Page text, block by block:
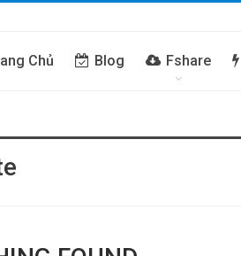
Chủ Blog Fshare